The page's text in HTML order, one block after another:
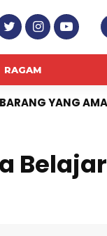
RAGAM
7 HAL YANG
Belajar